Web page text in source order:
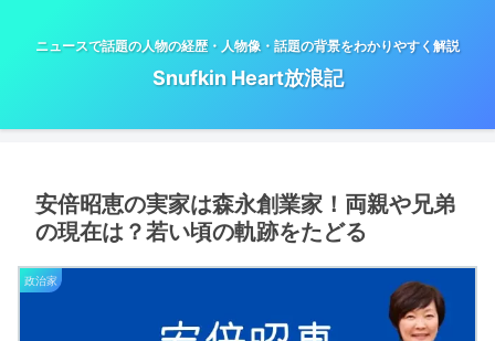
ニュースで話題の人物の経歴・人物像・話題の背景をわかりやすく解説
Snufkin Heart放浪記
安倍昭恵の実家は森永創業家！両親や兄弟
の現在は？若い頃の軌跡をたどる
政治家